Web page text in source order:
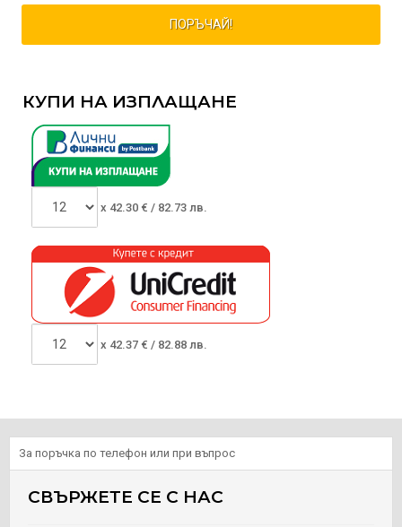
ПОРЪЧАЙ!
КУПИ НА ИЗПЛАЩАНЕ
x 42.30 € / 82.73 лв.
x 42.37 € / 82.88 лв.
За поръчка по телефон или при въпрос
СВЪРЖЕТЕ СЕ С НАС